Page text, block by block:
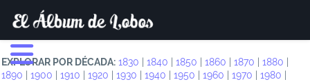
EXPLORAR POR DÉCADA: 1830 1840 1850 1860 1870 1880
1890
1900 1910 1920 1930 1940 1950 1960 1970 1980